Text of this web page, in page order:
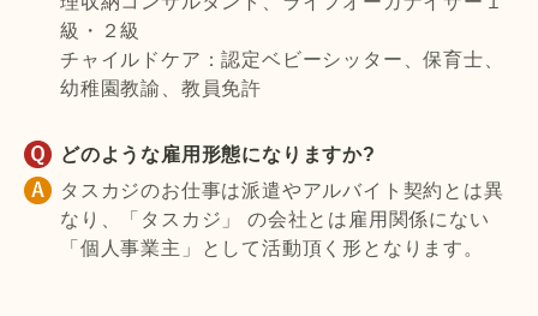
級・２級
チャイルドケア：認定ベビーシッター、保育士、
幼稚園教諭、教員免許
どのような雇用形態になりますか?
タスカジのお仕事は派遣やアルバイト契約とは異
なり、「タスカジ」 の会社とは雇用関係にない
「個人事業主」として活動頂く形となります。